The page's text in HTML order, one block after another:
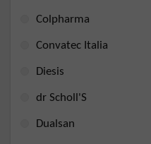
Colpharma
Convatec Italia
Diesis
dr Scholl'S
Dualsan